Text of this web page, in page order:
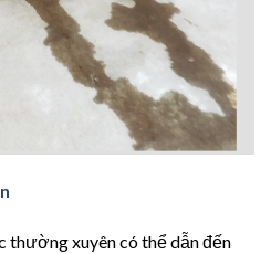
thường xuyên có thể dẫn đến